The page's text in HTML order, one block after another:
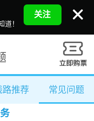
！
关注
路推荐 常见问题